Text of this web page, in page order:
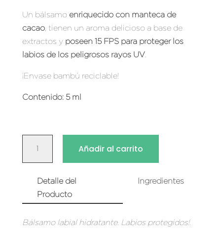
Un bálsamo enriquecido con manteca de
cacao, tienen un aroma delicioso a base de
extractos y poseen 15 FPS para proteger los
labios de los peligrosos rayos UV.
¡Envase bambú reciclable!
Contenido: 5 ml
LABIAL
NAKED
CANTIDAD
Añadir al carrito
Detalle del
Producto
Ingredientes
Bálsamo labial hidratante. Labios protegidos!.